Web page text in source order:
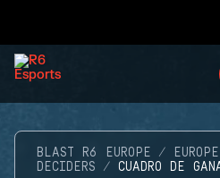
BLAST R6 EUROPE
DECIDERS
CUADRO DE